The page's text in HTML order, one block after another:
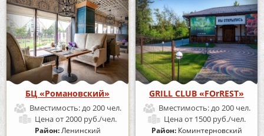
БЦ «Романовский»
Вместимость:до 200 чел.
Ценаот 2000 руб./чел.
Район:Ленинский
GRILL CLUB «FOrREST»
Вместимость:до 200 чел.
Ценаот 1500 руб./чел.
Район: Коминтерновский